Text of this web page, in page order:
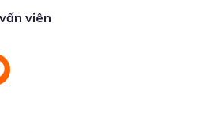
viên